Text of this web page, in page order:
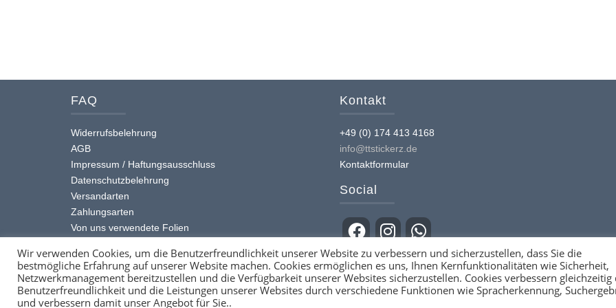
Die
können
der
Produktseite
gewählt
werden
können
FAQ
Widerrufsbelehrung
AGB
Impressum / Haftungsausschluss
Datenschutzbelehrung
Versandarten
Zahlungsarten
Von uns verwendete Folien
Kontakt
+49 (0) 174 413 4168
info@ttstickerz.de
Kontaktformular
Social
Wir verwenden Cookies, um die Benutzerfreundlichkeit unserer Website zu verbessern und sicherzustellen, dass Sie die
bestmögliche Erfahrung auf unserer Website machen. Cookies ermöglichen es uns, Ihnen Kernfunktionalitäten wie Sicherheit,
Netzwerkmanagement bereitzustellen und die Verfügbarkeit unserer Websites sicherzustellen. Cookies verbessern gleichzeitig
Benutzerfreundlichkeit und die Leistungen unserer Websites durch verschiedene Funktionen wie Spracherkennung,
und verbessern damit unser Angebot für Sie..